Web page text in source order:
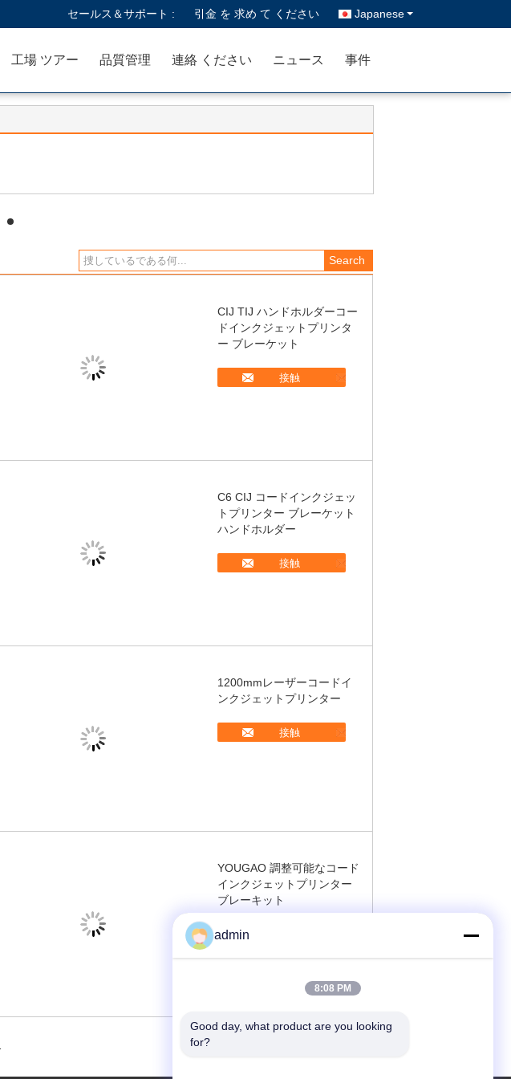
セールス＆サポート : 引金 を 求め て ください Japanese
工場 ツアー 品質管理 連絡 ください ニュース 事件
hd
CIJ TIJ ハンドホルダーコー
ドインクジェットプリンタ
ー ブレーケット
接触
C6 CIJ コードインクジェッ
トプリンター ブレーケット
ハンドホルダー
接触
1200mmレーザーコードイ
ンクジェットプリンター
接触
YOUGAO 調整可能なコード
インクジェットプリンター
ブレーキット
admin
8:08 PM
Good day, what product are you looking
for?